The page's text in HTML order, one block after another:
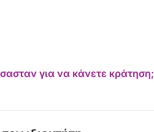
για να κάνετε κράτηση;